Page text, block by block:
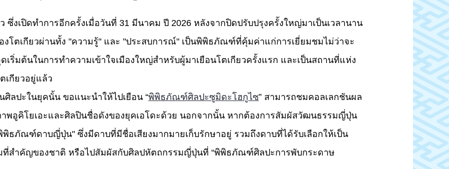
ซึ่งเปิดทำการอีกครั้งเมื่อวันที่ 31 มีนาคม ปี 2026 หลังจากปิดปรับปรุงครั้งใหญ่มาเป็นเวลานาน
โตเกียวผ่านทั้ง "ความรู้" และ "ประสบการณ์" เป็นพิพิธภัณฑ์ที่คุ้มค่าแก่การเยี่ยมชมไม่ว่าจะ
ริ่มต้นในการทำความเข้าใจเมืองใหญ่สำหรับผู้มาเยือนโตเกียวครั้งแรก และเป็นสถานที่แห่ง
เกียวอยู่แล้ว
ศิลปะในยุคนั้น ขอแนะนำให้ไปเยือน “พิพิธภัณฑ์ศิลปะซูมิดะโฮกูไซ” สามารถชมคอลเลกชันผล
พอูคิโยเอะและศิลปินชื่อดังของยุคเอโดะด้วย นอกจากนั้น หากต้องการสัมผัสวัฒนธรรมญี่ปุ่น
ธภัณฑ์ดาบญี่ปุ่น" ซึ่งมีดาบที่มีชื่อเสียงมากมายเก็บรักษาอยู่ รวมถึงดาบที่ได้รับเลือกให้เป็น
สำคัญของชาติ หรือไปสัมผัสกับศิลปหัตถกรรมญี่ปุ่นที่ “พิพิธภัณฑ์ศิลปะการพับกระดาษ